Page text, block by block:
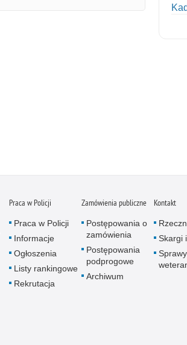
Praca w Policji
Praca w Policji
Informacje
Ogłoszenia
Listy rankingowe
Rekrutacja
Zamówienia publiczne
Postępowania o
zamówienia
Postępowania
podprogowe
Archiwum
Kontakt
Skargi
Sprawy